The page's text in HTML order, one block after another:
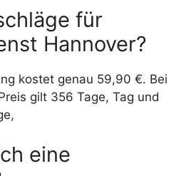
für
Hannover?
kostet genau 59,90 €. Bei
gilt 356 Tage, Tag und
eine